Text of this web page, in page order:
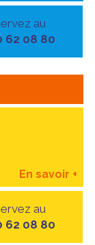
au
62 08 80
En savoir +
au
62 08 80